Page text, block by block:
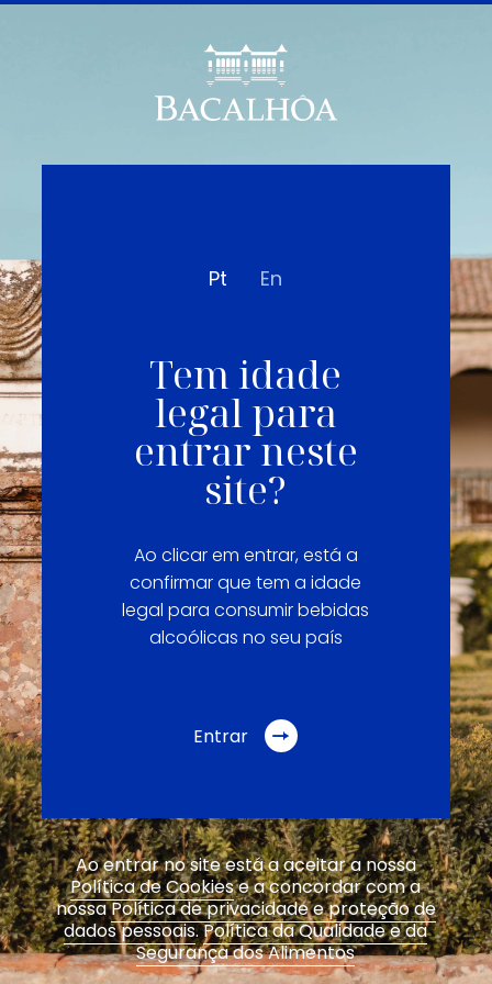
Pt En
Tem idade
legal para
entrar neste
site?
Ao clicar em entrar, está a
confirmar que tem a idade
legal para consumir bebidas
alcoólicas no seu país
Entrar
Ao entrar no site está a aceitar a nossa
Política de Cookiese a concordar com a
nossaPolítica de privacidade e proteção de
dados pessoais.Política da Qualidade e da
Segurança dos Alimentos